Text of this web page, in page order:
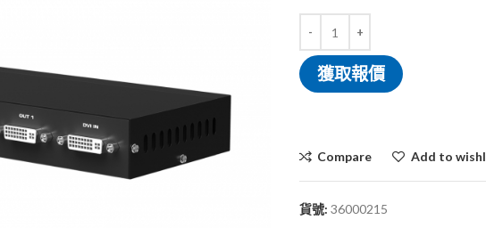
獲取報價
Compare Add to
貨號: 36000215